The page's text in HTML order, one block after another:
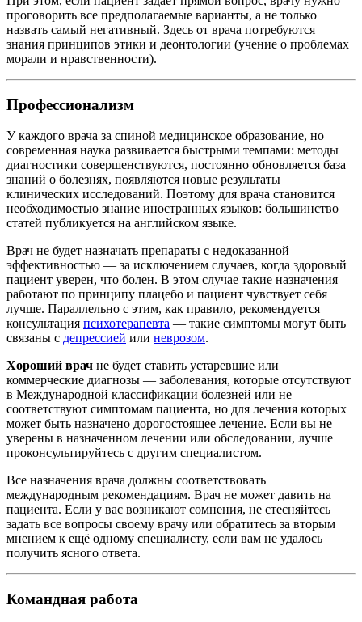
проговорить все предполагаемые варианты, а не только
назвать самый негативный. Здесь от врача потребуются
знания принципов этики и деонтологии (учение о проблемах
морали и нравственности).
Профессионализм
У каждого врача за спиной медицинское образование, но
современная наука развивается быстрыми темпами: методы
диагностики совершенствуются, постоянно обновляется база
знаний о болезнях, появляются новые результаты
клинических исследований. Поэтому для врача становится
необходимостью знание иностранных языков: большинство
статей публикуется на английском языке.
Врач не будет назначать препараты с недоказанной
эффективностью — за исключением случаев, когда здоровый
пациент уверен, что болен. В этом случае такие назначения
работают по принципу плацебо и пациент чувствует себя
лучше. Параллельно с этим, как правило, рекомендуется
консультация психотерапевта — такие симптомы могут быть
связаны с депрессией или неврозом.
Хороший врач не будет ставить устаревшие или
коммерческие диагнозы — заболевания, которые отсутствуют
в Международной классификации болезней или не
соответствуют симптомам пациента, но для лечения которых
может быть назначено дорогостоящее лечение. Если вы не
уверены в назначенном лечении или обследовании, лучше
проконсультируйтесь с другим специалистом.
Все назначения врача должны соответствовать
международным рекомендациям. Врач не может давить на
пациента. Если у вас возникают сомнения, не стесняйтесь
задать все вопросы своему врачу или обратитесь за вторым
мнением к ещё одному специалисту, если вам не удалось
получить ясного ответа.
Командная работа